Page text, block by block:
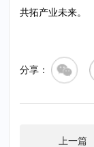
共拓产业未来。
分享：
上一篇